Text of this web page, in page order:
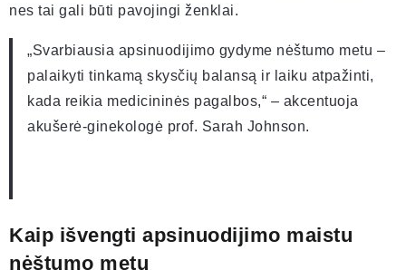
nes tai gali būti pavojingi ženklai.
„Svarbiausia apsinuodijimo gydyme nėštumo metu –
palaikyti tinkamą skysčių balansą ir laiku atpažinti,
kada reikia medicininės pagalbos,“ – akcentuoja
akušerė-ginekologė prof. Sarah Johnson.
Kaip išvengti apsinuodijimo maistu
nėštumo metu